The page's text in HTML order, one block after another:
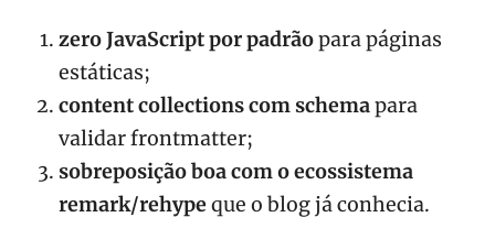
zero JavaScript por padrãopara páginas
estáticas;
content collections com schemapara
validar frontmatter;
sobreposição boa com o ecossistema
remark/rehype que o blog já conhecia.